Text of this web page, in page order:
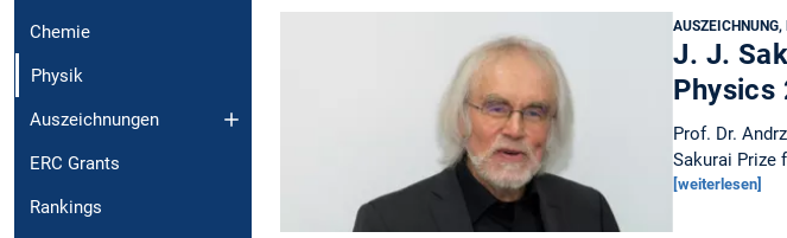
Chemie
Physik
Auszeichnungen
ERC Grants
Rankings
AUSZEICHNUNG,
J. J.
Physics
Prof. Dr.
Sakurai Prize
[weiterlesen]